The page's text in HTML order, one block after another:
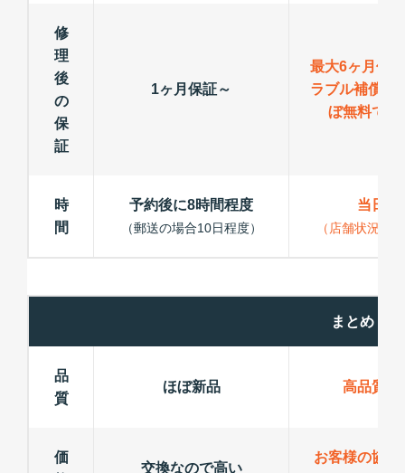
修
理
後
の
保
証
1ヶ月保証～
最大6ヶ月保
ラブル補償で
ぼ無料で修
時
間
予約後に8時間程度
（郵送の場合10日程度）
当日修
（店舗状況に
まとめ
品
質
ほぼ新品 高品質パ
価
交換なので高い
お客様の協力